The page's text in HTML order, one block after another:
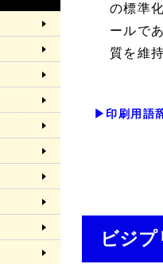
の標準
ールで
質を維
▶印刷用語
ビジ